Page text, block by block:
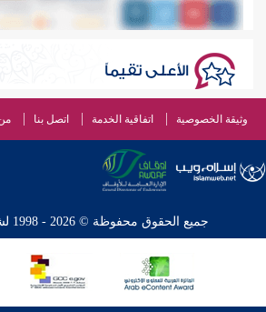
الأعلى تقيماً
وثيقة الخصوصية اتفاقية الخدمة اتصل بنا
جميع الحقوق محفوظة © 2026 - 1998 لشبكة إسلام ويب